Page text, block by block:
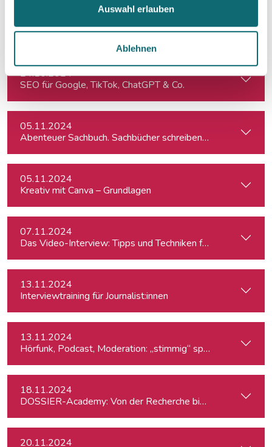
Auswahl erlauben
Ablehnen
Resilienz im Netz: Ein interaktiver Workshop im Umgang
24.10.2024
SEO für Google, TikTok, ChatGPT & Co.
05.11.2024
Abenteuer Sachbuch. Sachbücher schreiben für
05.11.2024
Kreativ mit Canva – Grundlagen
07.11.2024
Das Video-Interview: Tipps und Techniken für TV und Web
13.11.2024
Interviewtraining für Journalist:innen
13.11.2024
Hörfunk, Podcast, Moderation: „stimmig“ sprechen
18.11.2024
DOSSIER-Academy: Von der Recherche bis zur
20.11.2024